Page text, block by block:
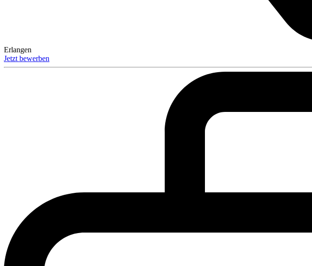
Erlangen
Jetzt bewerben